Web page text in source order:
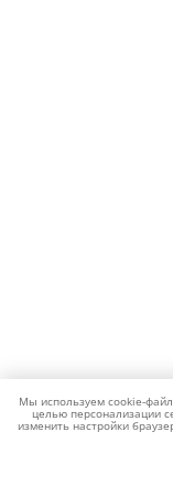
Мы используем cookie-
целью персонализации
изменить настройки